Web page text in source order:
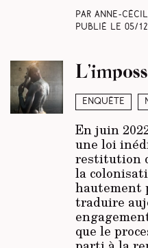
Par Anne-
Publié le 05/
Enquête
En juin
une loi
restitution
la
hautement
traduire
que le